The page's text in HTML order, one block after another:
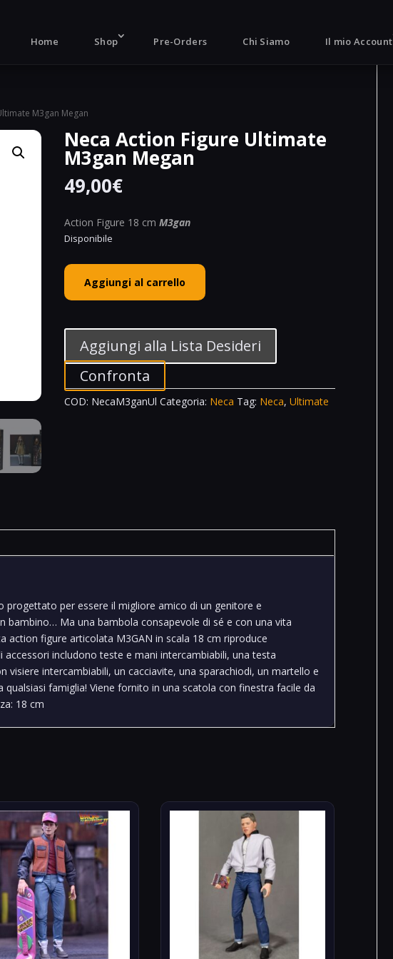
Home Shop Pre-Orders Chi Siamo Il mio Account
M3gan Megan
Neca Action Figure Ultimate
M3gan Megan
49,00€
Action Figure 18 cmM3gan
Disponibile
Neca
Action
Figure
Megan
quantità
Aggiungi al carrello
Aggiungi alla Lista Desideri
Confronta
COD: NecaM3ganUl Categoria: Neca Tag: Neca,Ultimate
progettato per essere il migliore amico di un genitore e
bambino… Ma una bambola consapevole di sé e con una vita
action figure articolata M3GAN in scala 18 cm riproduce
includono teste e mani intercambiabili, una testa
visiere intercambiabili, un cacciavite, una sparachiodi, un martello e
qualsiasi famiglia! Viene fornito in una scatola con finestra facile da
18 cm